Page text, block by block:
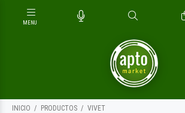
INICIO PRODUCTOS VIVET